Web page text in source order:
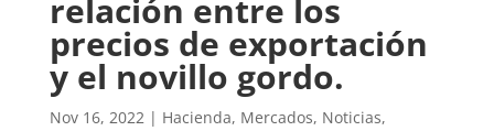
relación entre los
precios de exportación
y el novillo gordo.
Nov 16, 2022| Hacienda, Mercados, Noticias,